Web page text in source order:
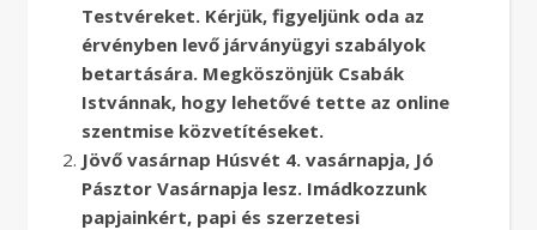
Testvéreket. Kérjük, figyeljünk oda az
érvényben levő járványügyi szabályok
betartására. Megköszönjük Csabák
Istvánnak, hogy lehetővé tette az online
szentmise közvetítéseket.
Jövő vasárnap Húsvét 4. vasárnapja, Jó
Pásztor Vasárnapja lesz. Imádkozzunk
papjainkért, papi és szerzetesi